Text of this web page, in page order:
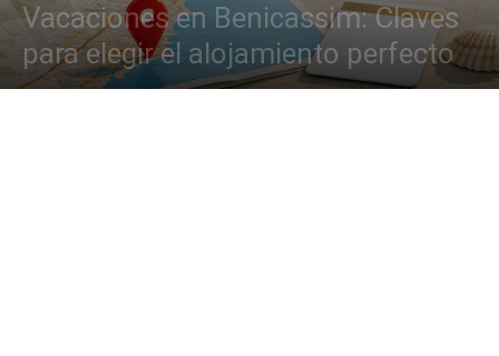
Vacaciones en Benicassim: Claves
para elegir el alojamiento perfecto